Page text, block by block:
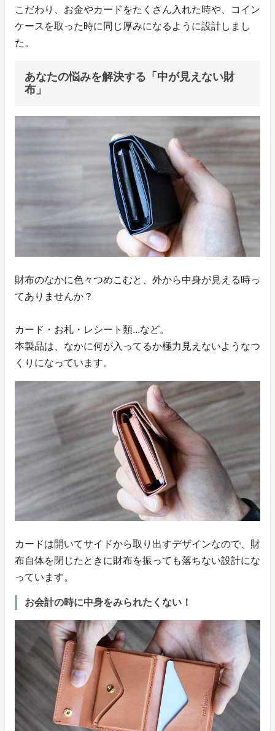
こだわり、お金やカードをたくさん入れた時や、コイン
ケースを取った時に同じ厚みになるように設計しまし
た。
あなたの悩みを解決する「中が見えない財
布」
財布のなかに色々つめこむと、外から中身が見える時っ
てありませんか？
カード・お札・レシート類...など。
本製品は、なかに何が入ってるか極力見えないようなつ
くりになっています。
カードは開いてサイドから取り出すデザインなので、財
布自体を閉じたときに財布を振っても落ちない設計にな
っています。
お会計の時に中身をみられたくない！